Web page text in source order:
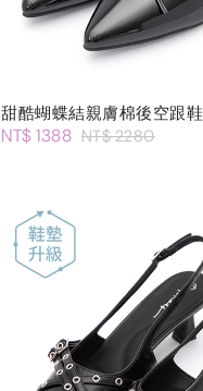
甜酷蝴蝶結親膚棉後空跟鞋
NT$ 1388 NT$ 2280